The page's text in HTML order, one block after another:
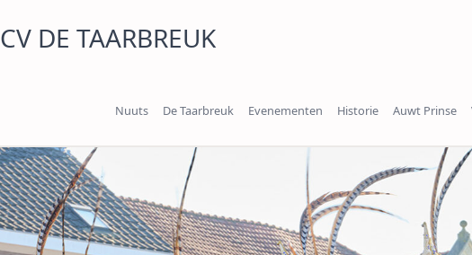
CV DE TAARBREUK
Nuuts De Taarbreuk Evenementen Historie Auwt Prinse